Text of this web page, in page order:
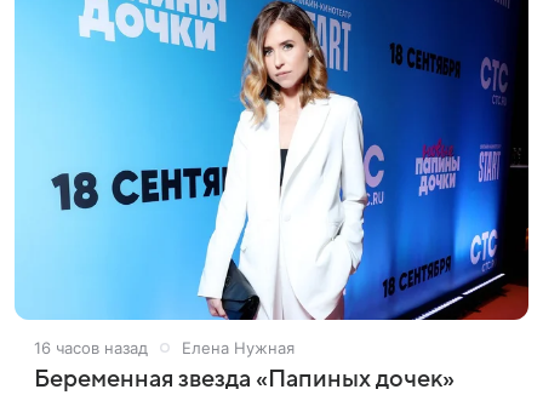
16 часов назад Елена Нужная
Беременная звезда «Папиных дочек»